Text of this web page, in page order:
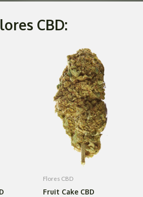
CBD:
Flores CBD
Fruit Cake CBD